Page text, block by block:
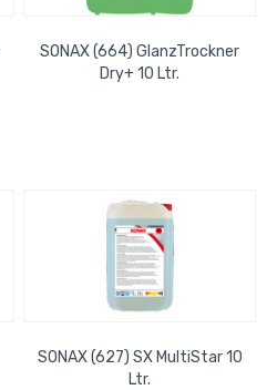
SONAX (664) GlanzTrockner
Dry+ 10 Ltr.
SONAX (627) SX MultiStar 10
Ltr.